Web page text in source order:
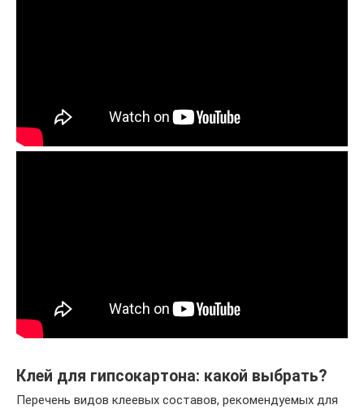
Клей для гипсокартона: какой выбрать?
Перечень видов клеевых составов, рекомендуемых для